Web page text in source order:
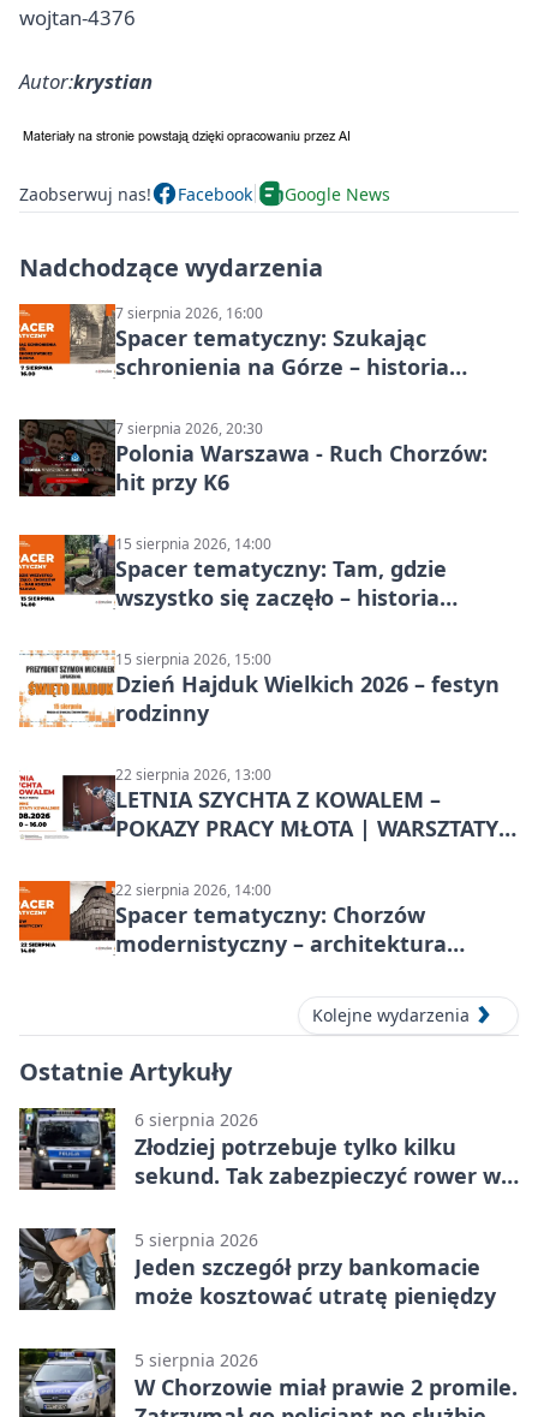
wojtan-4376
Autor:krystian
Zaobserwuj nas! Facebook Google News
Nadchodzące wydarzenia
7 sierpnia 2026, 16:00
Spacer tematyczny: Szukając
schronienia na Górze – historia
7 sierpnia 2026, 20:30
Polonia Warszawa - Ruch Chorzów:
hit przy K6
15 sierpnia 2026, 14:00
Spacer tematyczny: Tam, gdzie
wszystko się zaczęło – historia
15 sierpnia 2026, 15:00
Dzień Hajduk Wielkich 2026 – festyn
rodzinny
22 sierpnia 2026, 13:00
LETNIA SZYCHTA Z KOWALEM –
POKAZY PRACY MŁOTA | WARSZTATY
22 sierpnia 2026, 14:00
Spacer tematyczny: Chorzów
modernistyczny – architektura
Kolejne wydarzenia
Ostatnie Artykuły
6 sierpnia 2026
Złodziej potrzebuje tylko kilku
sekund. Tak zabezpieczyć rower w
5 sierpnia 2026
Jeden szczegół przy bankomacie
może kosztować utratę pieniędzy
5 sierpnia 2026
W Chorzowie miał prawie 2 promile.